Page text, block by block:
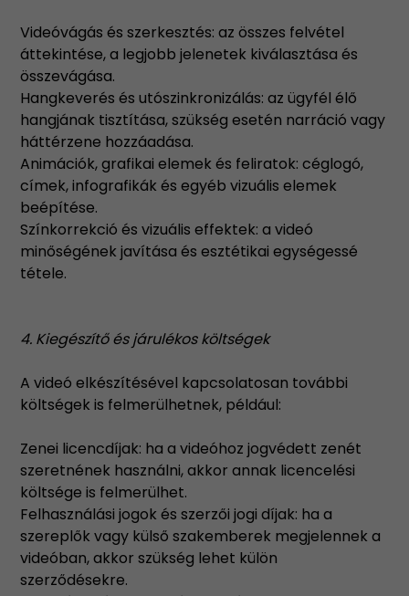
Videóvágás és szerkesztés: az összes felvétel
áttekintése, a legjobb jelenetek kiválasztása és
összevágása.
Hangkeverés és utószinkronizálás: az ügyfél élő
hangjának tisztítása, szükség esetén narráció vagy
háttérzene hozzáadása.
Animációk, grafikai elemek és feliratok: céglogó,
címek, infografikák és egyéb vizuális elemek
beépítése.
Színkorrekció és vizuális effektek: a videó
minőségének javítása és esztétikai egységessé
tétele.
4. Kiegészítő és járulékos költségek
A videó elkészítésével kapcsolatosan további
költségek is felmerülhetnek, például:
Zenei licencdíjak: ha a videóhoz jogvédett zenét
szeretnének használni, akkor annak licencelési
költsége is felmerülhet.
Felhasználási jogok és szerzői jogi díjak: ha a
szereplők vagy külső szakemberek megjelennek a
videóban, akkor szükség lehet külön
szerződésekre.